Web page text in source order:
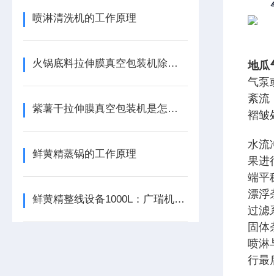
喷淋清洗机的工作原理
火锅底料拉伸膜真空包装机除了看产能，这3个防胀气细节至关重要
紫薯干拉伸膜真空包装机是怎么工作？
鲜黄精蒸锅的工作原理
鲜黄精整线设备1000L：广瑞机械的“智造”底色
地瓜
气泵
紊流
褶皱
水流
果进
端平
漂浮
过滤
固体
喷淋
行最